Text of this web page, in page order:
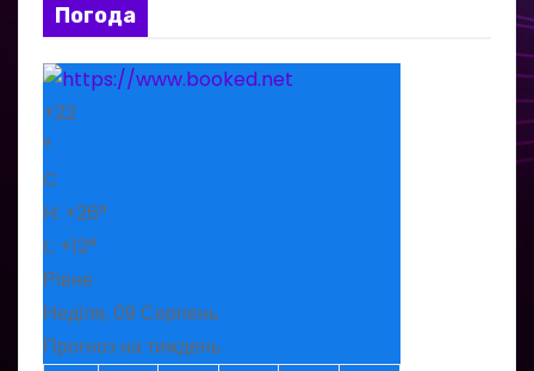
Погода
+22
°
C
H: +26°
L: +12°
Рівне
Неділя, 09 Серпень
Прогноз на тиждень